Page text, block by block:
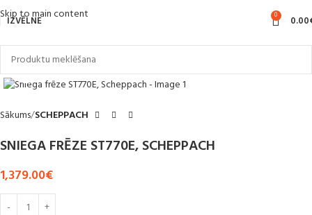
Skip to main content
IZVĒLNE 0 0.00
Sākums SCHEPPACH
SNIEGA FRĒZE ST770E, SCHEPPACH
1,379.00€